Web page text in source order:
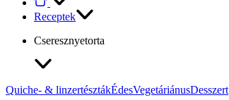
Receptek
Cseresznyetorta
Quiche- & linzertésztákÉdesVegetáriánusDesszert